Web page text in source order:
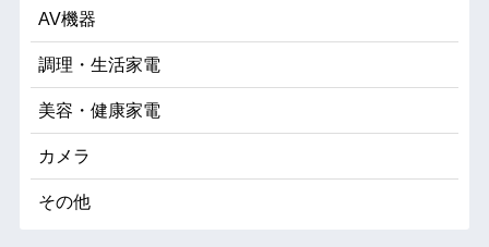
AV機器
調理・生活家電
美容・健康家電
カメラ
その他